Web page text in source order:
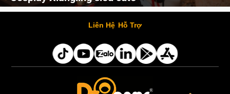
Cùng đến với những hình ảnh Lala Croft của Tomb Raider dưới nét vẽ của AI. Một cô nàng xinh đẹp, nóng bỏng nhưng cũng rắn rỏi và mạnh mẽ.
Liên Hệ Hỗ Trợ